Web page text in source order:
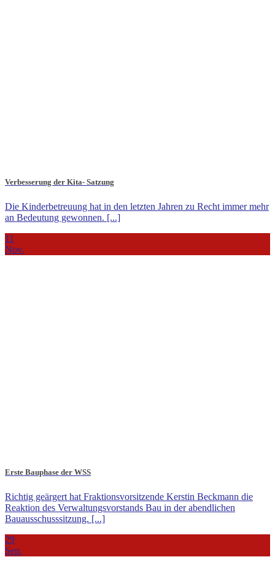
Verbesserung der Kita- Satzung
Die Kinderbetreuung hat in den letzten Jahren zu Recht immer mehr
an Bedeutung gewonnen. [...]
11
Nov.
Erste Bauphase der WSS
Richtig geärgert hat Fraktionsvorsitzende Kerstin Beckmann die
Reaktion des Verwaltungsvorstands Bau in der abendlichen
Bauausschusssitzung. [...]
29
Sep.